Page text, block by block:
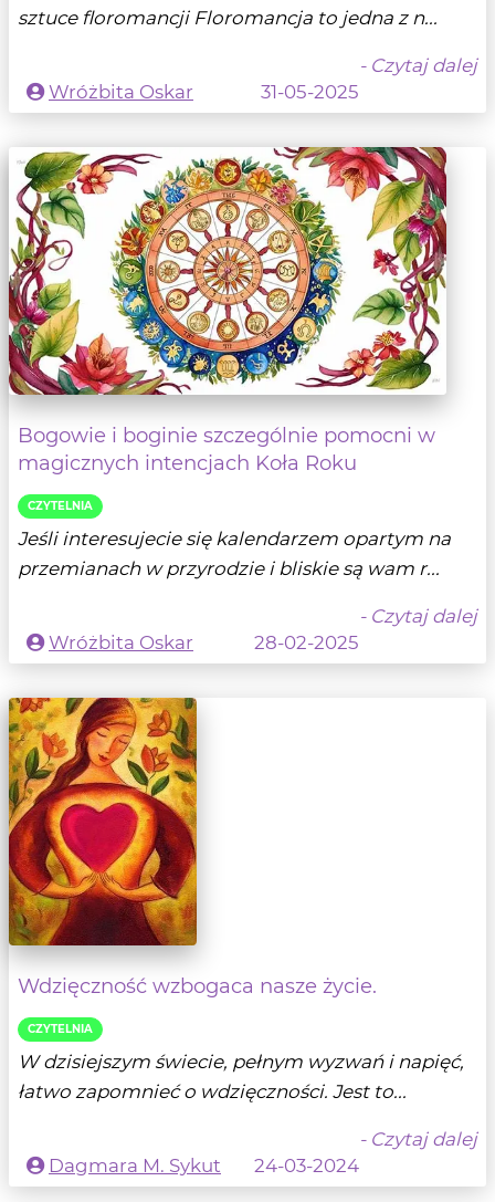
sztuce floromancji Floromancja to jedna z n...
- Czytaj dalej
Wróżbita Oskar
31-05-2025
Bogowie i boginie szczególnie pomocni w
magicznych intencjach Koła Roku
CZYTELNIA
Jeśli interesujecie się kalendarzem opartym na
przemianach w przyrodzie i bliskie są wam r...
- Czytaj dalej
Wróżbita Oskar
28-02-2025
Wdzięczność wzbogaca nasze życie.
CZYTELNIA
W dzisiejszym świecie, pełnym wyzwań i napięć,
łatwo zapomnieć o wdzięczności. Jest to...
- Czytaj dalej
Dagmara M. Sykut
24-03-2024